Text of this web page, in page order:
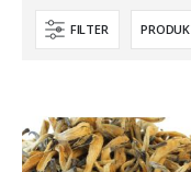
FILTER